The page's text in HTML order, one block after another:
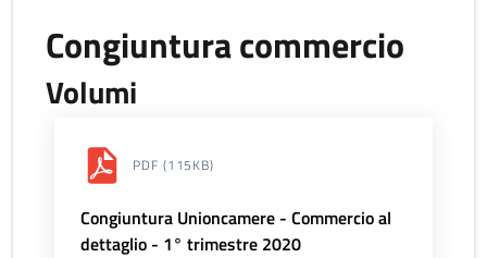
Congiuntura commercio
Volumi
PDF (115KB)
Congiuntura Unioncamere - Commercio al
dettaglio - 1° trimestre 2020